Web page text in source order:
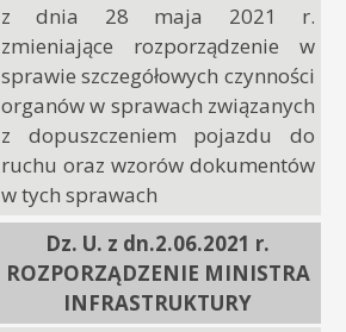
z dnia 28 maja 2021 r.
zmieniające rozporządzenie w
sprawie szczegółowych czynności
organów w sprawach związanych
z dopuszczeniem pojazdu do
ruchu oraz wzorów dokumentów
w tych sprawach
Dz. U. z dn.2.06.2021 r.
ROZPORZĄDZENIE MINISTRA
INFRASTRUKTURY